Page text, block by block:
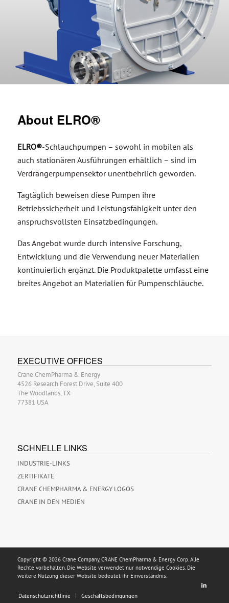
About ELRO®
ELRO®-Schlauchpumpen – sowohl in mobilen als
auch stationären Ausführungen erhältlich – sind im
Verdrängerpumpensektor unentbehrlich geworden.
Tagtäglich beweisen diese Pumpen ihre
Betriebssicherheit und Leistungsfähigkeit unter den
anspruchsvollsten Einsatzbedingungen.
Das Angebot wurde durch intensive Forschung,
Entwicklung und die Verwendung neuer Materialien
kontinuierlich ergänzt. Die Produktpalette umfasst eine
breites Angebot an Materialien für Pumpenschläuche.
EXECUTIVE OFFICES
Crane ChemPharma & Energy
4526 Research Forest Drive, Suite 400
The Woodlands, TX
77381 USA
SCHNELLE LINKS
INDUSTRIE-LINKS
ZERTIFIKATE
CRANE CHEMPHARMA & ENERGY LOGOS
CRANE IN DEN MEDIEN
Copyright © 2026 Crane Company, CRANE ChemPharma & Energy Corp. Alle
Rechte vorbehalten. Die Website verwendet nur notwendige Cookies. Die
weitere Nutzung dieser Website bedeutet Ihr Einverständnis.
Datenschutzrichtlinie Geschäftsbedingungen